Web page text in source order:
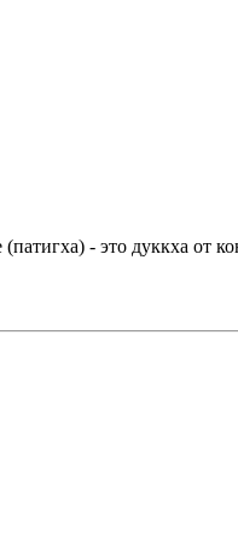
- это дуккха от